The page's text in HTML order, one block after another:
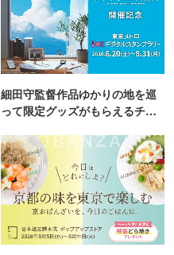
細田守監督作品ゆかりの地を巡
って限定グッズがもらえるチャ